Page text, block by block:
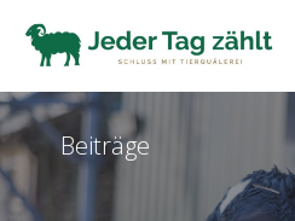
Inhalt
Jeder Tag zaehlt.
Beiträge